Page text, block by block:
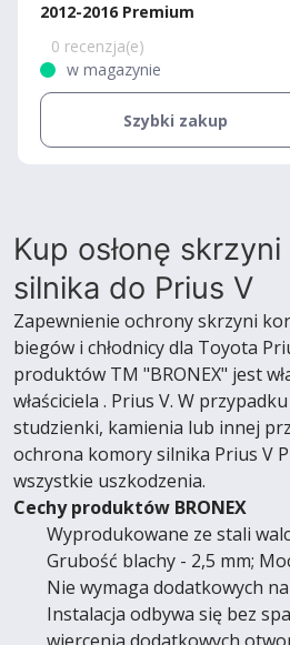
2012-2016 Premium
0 recenzja(e)
w magazynie
Szybki zakup
Kup osłonę
silnika do Prius V
Zapewnienie ochrony skrzyni
biegów i chłodnicy dla Toyota
produktów TM "BRONEX" jest
właściciela . Prius V. W
studzienki, kamienia lub innej
ochrona komory silnika Prius V
wszystkie uszkodzenia.
Cechy produktów BRONEX
Wyprodukowane ze stali
Grubość blachy - 2,5 mm;
Nie wymaga dodatkowych
Instalacja odbywa się bez